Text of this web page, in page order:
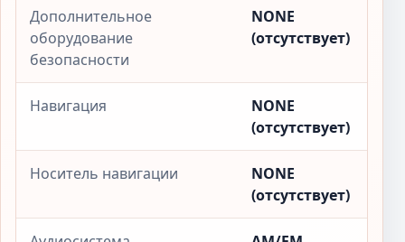
Дополнительное
оборудование
безопасности
NONE
(отсутствует)
Навигация
NONE
(отсутствует)
Носитель навигации
NONE
(отсутствует)